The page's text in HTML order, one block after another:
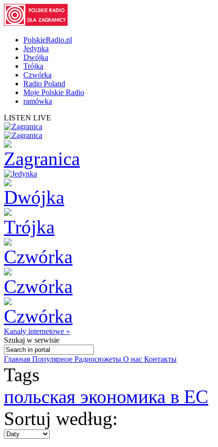
PolskieRadio.pl
Jedynka
Dwójka
Trójka
Czwórka
Radio Poland
Moje Polskie Radio
ramówka
LISTEN LIVE
Kanały internetowe »
Szukaj w serwisie
Главная Популярное Радиосюжеты О нас Контакты
Tags
польская экономика в ЕС
Sortuj według: